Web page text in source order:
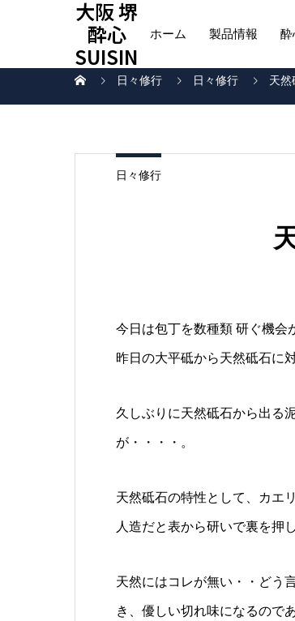
大阪 堺
酔心
SUISIN
ホーム 製品情報 酔
日々修行 日々修行 天然
日々修行
今日は包丁を数種類 研ぐ機会
昨日の大平砥から天然砥石に
久しぶりに天然砥石から出る
が・・・・。
天然砥石の特性として、カエ
人造だと表から研いで裏を押
天然にはコレが無い・・どう
き、優しい切れ味になるのであ